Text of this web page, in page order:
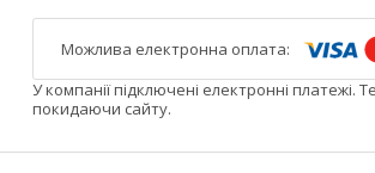
У компанії підключені електронні
покидаючи сайту.